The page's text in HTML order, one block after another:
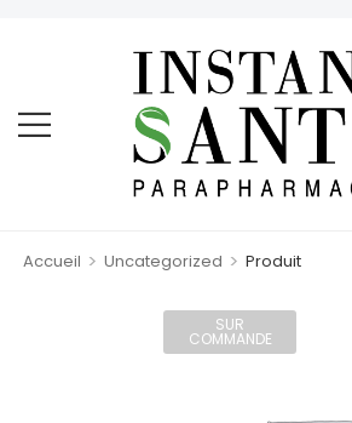
Accueil > Uncategorized > Produit
SUR
COMMANDE